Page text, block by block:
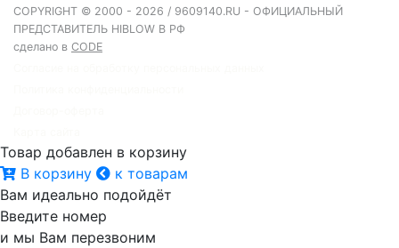
COPYRIGHT © 2000 - 2026 / 9609140.RU - ОФИЦИАЛЬНЫЙ
ПРЕДСТАВИТЕЛЬ HIBLOW В РФ
сделано в CODE
Товар добавлен в корзину
В корзину
к товарам
Вам идеально подойдёт
Введите номер
и мы Вам перезвоним